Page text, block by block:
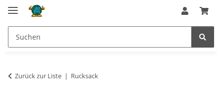
Zurück zur Liste Rucksack